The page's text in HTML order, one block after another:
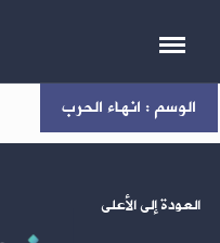
الوسم : انهاء الحرب
العودة إلى الأعلى